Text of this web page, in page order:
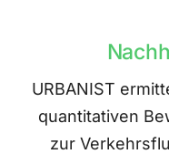
URBANIST
quantitativen
zur